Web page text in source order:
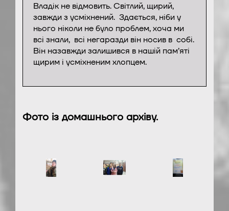
Владік не відмовить. Світлий, щирий,
завжди з усміхнений. Здається, ніби у
нього ніколи не було проблем, хоча ми
всі знали, всі негаразди він носив в собі.
Він назавжди залишився в нашій пам’яті
щирим і усміхненим хлопцем.
Фото із домашнього архіву.